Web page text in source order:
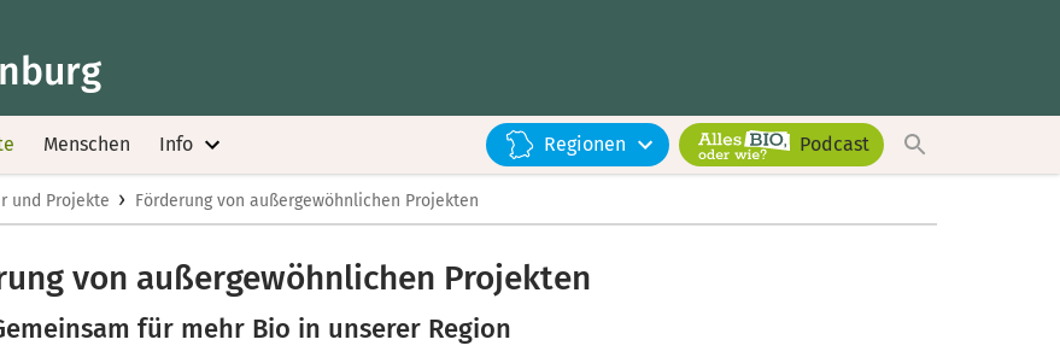
Menschen Info Regionen Podcast
und Projekte › Förderung von außergewöhnlichen Projekten
von außergewöhnlichen Projekten
für mehr Bio in unserer Region